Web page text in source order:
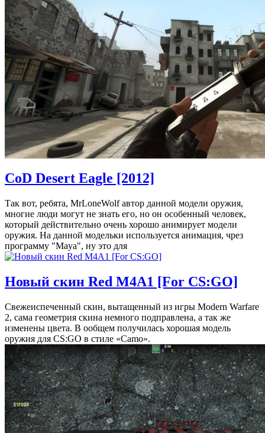
CoD Desert Eagle [2012]
Так вот, ребята, MrLoneWolf автор данной модели оружия,
многие люди могут не знать его, но он особенный человек,
который действительно очень хорошо анимирует модели
оружия. На данной модельки используется анимация, чрез
программу "Maya", ну это для
Новый скин Red M4A1 [For CS:GO]
Свежеиспеченный скин, вытащенный из игры Modern Warfare
2, сама геометрия скина немного подправлена, а так же
изменены цвета. В ообщем получилась хорошая модель
оружия для CS:GO в стиле «Camo».